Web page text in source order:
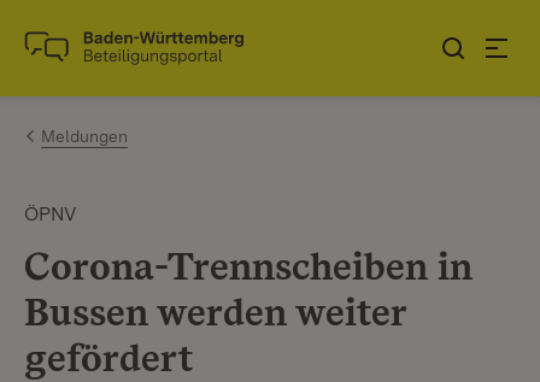
Zum Inhalt springen
Link zur Startseite
Meldungen
ÖPNV
Corona-Trennscheiben in
Bussen werden weiter
gefördert